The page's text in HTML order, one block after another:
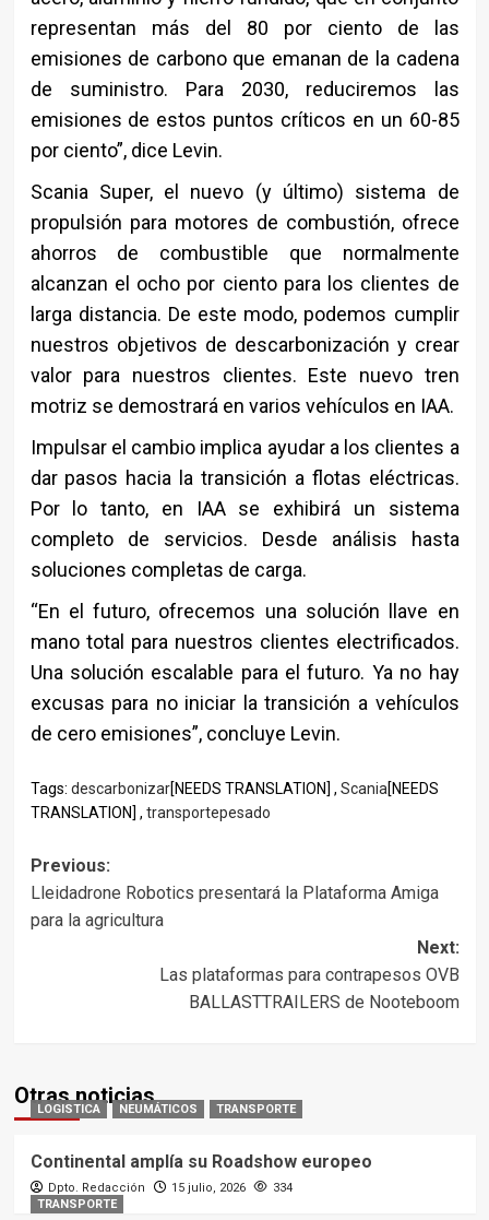
representan más del 80 por ciento de las
emisiones de carbono que emanan de la cadena
de suministro. Para 2030, reduciremos las
emisiones de estos puntos críticos en un 60-85
por ciento”, dice Levin.
Scania Super, el nuevo (y último) sistema de
propulsión para motores de combustión, ofrece
ahorros de combustible que normalmente
alcanzan el ocho por ciento para los clientes de
larga distancia. De este modo, podemos cumplir
nuestros objetivos de descarbonización y crear
valor para nuestros clientes. Este nuevo tren
motriz se demostrará en varios vehículos en IAA.
Impulsar el cambio implica ayudar a los clientes a
dar pasos hacia la transición a flotas eléctricas.
Por lo tanto, en IAA se exhibirá un sistema
completo de servicios. Desde análisis hasta
soluciones completas de carga.
“En el futuro, ofrecemos una solución llave en
mano total para nuestros clientes electrificados.
Una solución escalable para el futuro. Ya no hay
excusas para no iniciar la transición a vehículos
de cero emisiones”, concluye Levin.
Tags: descarbonizar[NEEDS TRANSLATION] , Scania[NEEDS
TRANSLATION] , transportepesado
Post
navigation
Previous:
Lleidadrone Robotics presentará la Plataforma Amiga
para la agricultura
Next:
Las plataformas para contrapesos OVB
BALLASTTRAILERS de Nooteboom
Otras noticias
LOGISTICA NEUMÁTICOS TRANSPORTE
Continental amplía su Roadshow europeo
Dpto. Redacción 15 julio, 2026
334
TRANSPORTE